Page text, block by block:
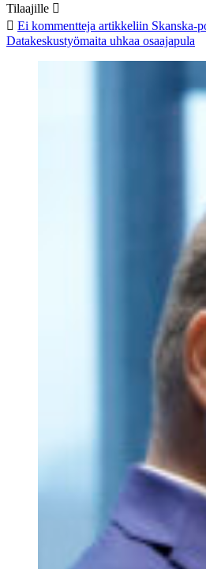
Tilaajille
Ei kommentteja artikkeliin Skanska-
Datakeskustyömaita uhkaa osaajapula